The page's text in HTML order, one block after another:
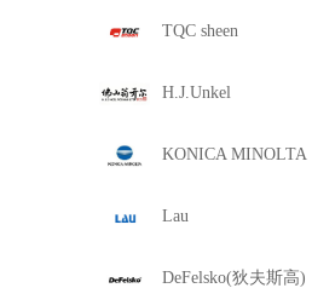
TQC sheen
H.J.Unkel
KONICA MINOLTA
Lau
DeFelsko(狄夫斯高)